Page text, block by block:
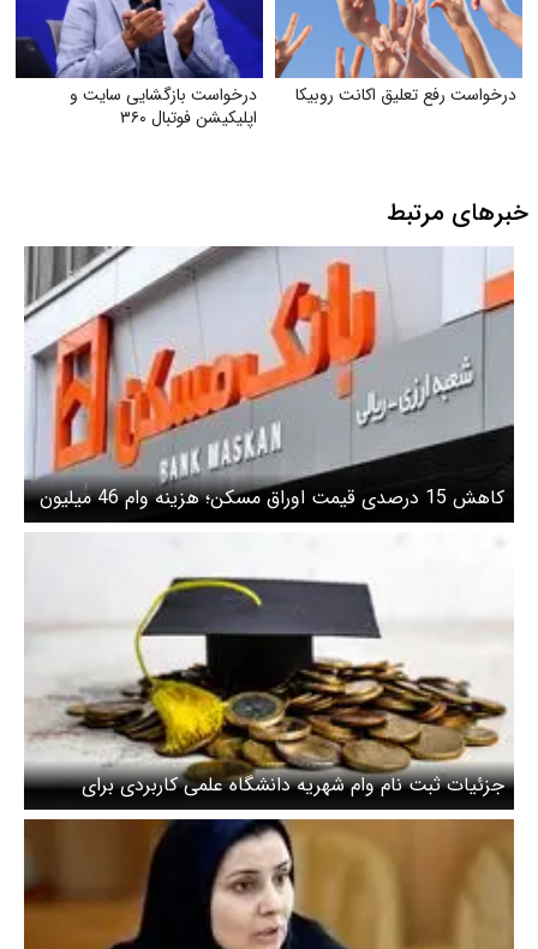
درخواست رفع تعلیق اکانت روبیکا
درخواست بازگشایی سایت و
اپلیکیشن فوتبال ۳۶۰
خبرهای مرتبط
کاهش 15 درصدی قیمت اوراق مسکن؛ هزینه وام 46 میلیون
تومان کم شد
جزئیات ثبت نام وام شهریه دانشگاه علمی کاربردی برای
نیمسال دوم اعلام شد + زمان و لینک ثبت‌نام